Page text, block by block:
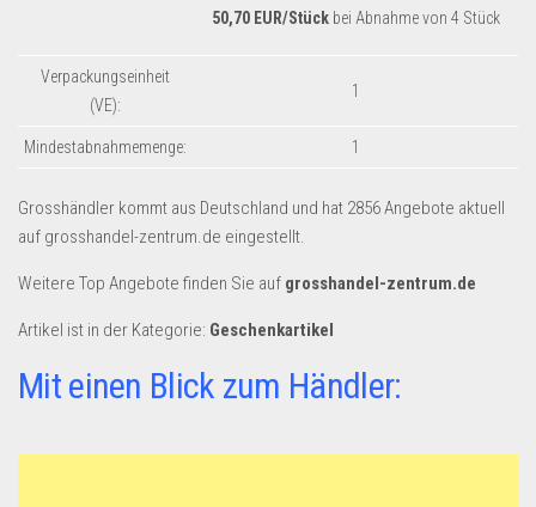
Dropshipping-Produkte
B2B Produkte
Amazon
Aldi
Lidl
Kostenlos verkaufen
Anmelden
50,70 EUR/Stückbei Abnahme von 4 Stück
Verpackungseinheit
(VE):
1
Mindestabnahmemenge: 1
Grosshändler kommt aus Deutschland und hat 2856 Angebote aktuell
auf grosshandel-zentrum.de eingestellt.
Weitere Top Angebote finden Sie auf grosshandel-zentrum.de
Artikel ist in der Kategorie: Geschenkartikel
Mit einen Blick zum Händler: